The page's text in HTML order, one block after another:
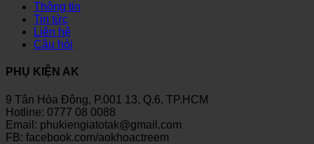
Thông tin
Tin tức
Liên hệ
Câu hỏi
PHỤ KIỆN AK
9 Tân Hòa Đông, P.001 13, Q.6, TP.HCM
Hotline: 0777 08 0088
Email: phukiengiatotak@gmail.com
FB: facebook.com/aokhoactreem